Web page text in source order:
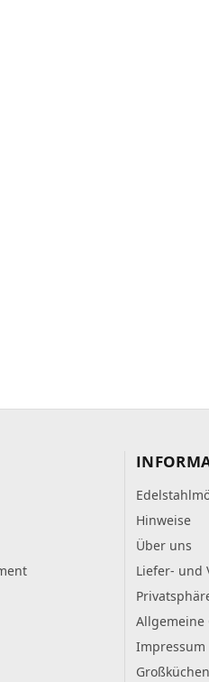
Hinweise
Über uns
Liefer- und
Allgemeine
Impressum